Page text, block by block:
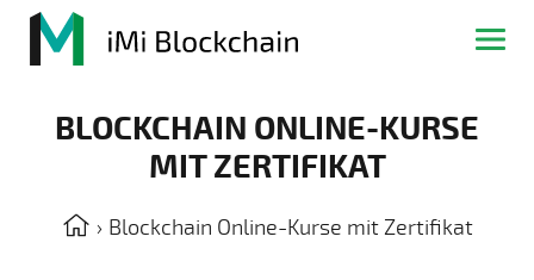
BLOCKCHAIN ONLINE-KURSE
MIT ZERTIFIKAT
› Blockchain Online-Kurse mit Zertifikat